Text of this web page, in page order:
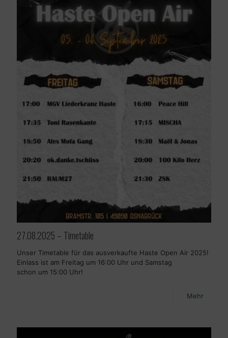
27.08.2025 – Timetable
Unser Timetable für das ausverkaufte Haste Open Air 2025!
Einlass ist am Freitag um 16:00 Uhr und Samstag
schon um 15:00 Uhr!
Mehr